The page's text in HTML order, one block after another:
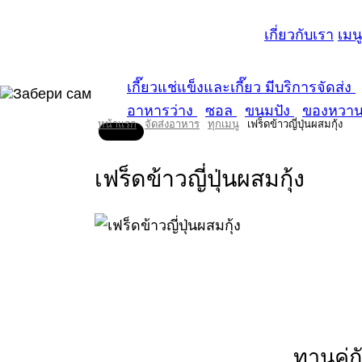
เกี่ยวกับเรา เมนู
เกี๊ยวแช่แข็งและเกี๊ยว มีบริการจัดส่ง
อาหารว่าง
ซอล ขนมปัง ของหวา
หน้าแรก จัดส่งอาหาร ทุกเมนู เฟร็ดข้าวญี่ปุ่นผสมกุ้ง
เฟร็ดข้าวญี่ปุ่นผสมกุ้ง
ทานคู่